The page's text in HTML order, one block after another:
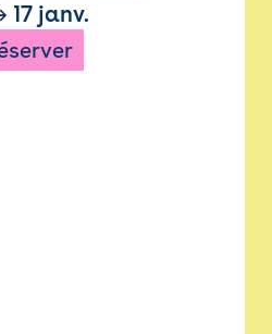
17 janv.